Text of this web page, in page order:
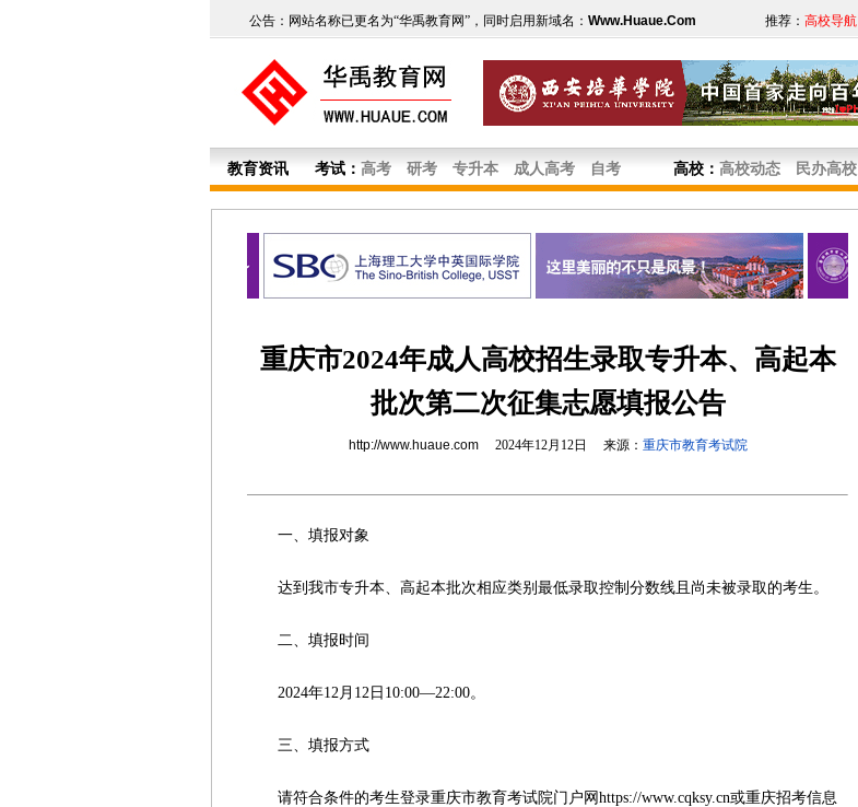
公告：网站名称已更名为“华禹教育网”，同时启用新域名： Www.Huaue.Com 推荐： 高校导航
教育资讯 考试： 高考 研考 专升本 成人高考 自考 高校： 高校动态 民办高校
重庆市2024年成人高校招生录取专升本、高起本
批次第二次征集志愿填报公告
http://www.huaue.com2024年12月12日 来源： 重庆市教育考试院
一、填报对象
达到我市专升本、高起本批次相应类别最低录取控制分数线且尚未被录取的考生。
二、填报时间
2024年12月12日10:00—22:00。
三、填报方式
请符合条件的考生登录重庆市教育考试院门户网https://www.cqksy.cn或重庆招考信息